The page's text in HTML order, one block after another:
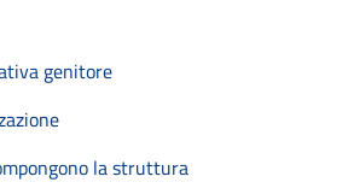
genitore
la struttura